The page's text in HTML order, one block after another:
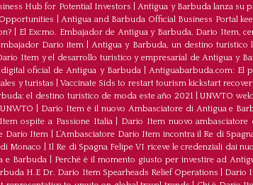
Hub for Potential Investors |Antigua y Barbuda lanza su
|Antigua and Barbuda Official Business Portal
El Excmo. Embajador de Antigua y Barbuda, Dario Item,
Dario item |Antigua y Barbuda, un destino turístico
Item y el desarrollo turistico y empresarial de Antigua y
oficial de Antigua y Barbuda| Antiguabarbuda.com: El
y turistas |Vaccinate Sids to restart tourism kickstart
el destino turístico de moda este año 2021|UNWTO
Dario Item è il nuovo Ambasciatore di Antigua e
ospite a Passione Italia| Dario Item nuovo ambasciatore
Dario Item L’Ambasciatore Dario Item incontra il Re di
Monaco
Il Re di Spagna Felipe VI riceve le credenziali dai
e Barbuda
Perché è il momento giusto per investire ad
H.E Dr. Dario Item Spearheads Relief Operations Dario